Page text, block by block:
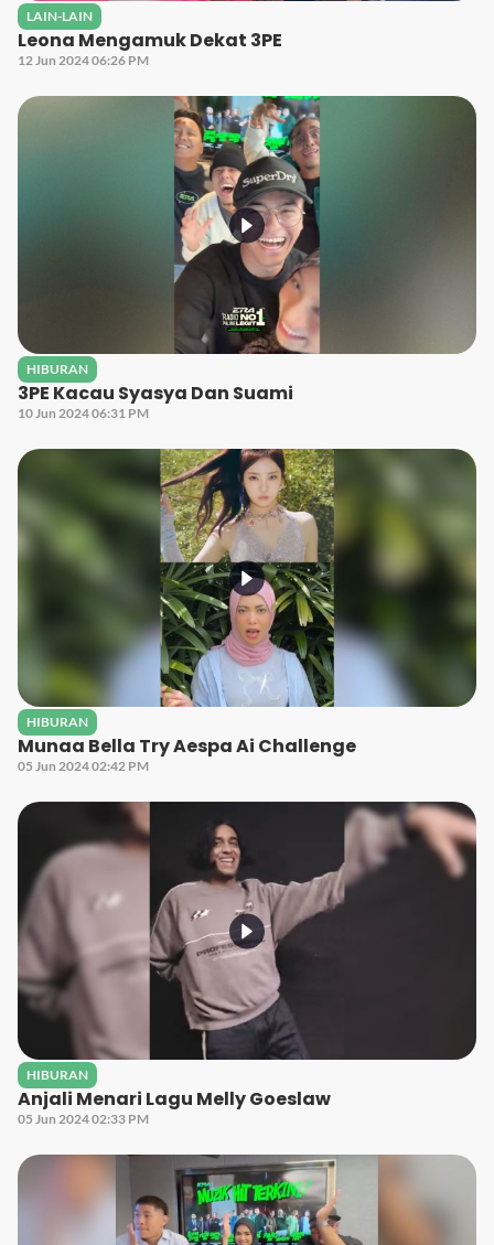
LAIN-LAIN
Leona Mengamuk Dekat 3PE
12 Jun 2024 06:26 PM
HIBURAN
3PE Kacau Syasya Dan Suami
10 Jun 2024 06:31 PM
HIBURAN
Munaa Bella Try Aespa Ai Challenge
05 Jun 2024 02:42 PM
HIBURAN
Anjali Menari Lagu Melly Goeslaw
05 Jun 2024 02:33 PM